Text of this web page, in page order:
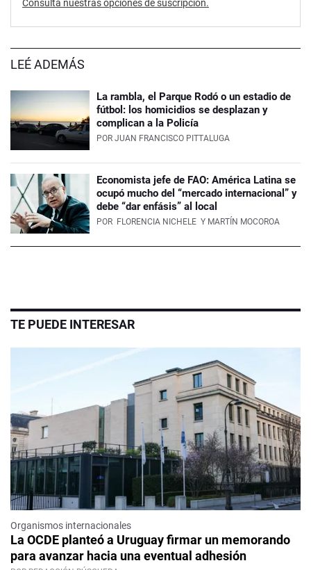
Consultá nuestras opciones de suscripción.
LEÉ ADEMÁS
La rambla, el Parque Rodó o un estadio de
fútbol: los homicidios se desplazan y
complican a la Policía
POR JUAN FRANCISCO PITTALUGA
Economista jefe de FAO: América Latina se
ocupó mucho del “mercado internacional” y
debe “dar enfásis” al local
POR FLORENCIA NICHELE Y MARTÍN MOCOROA
TE PUEDE INTERESAR
Organismos internacionales
La OCDE planteó a Uruguay firmar un memorando
para avanzar hacia una eventual adhesión